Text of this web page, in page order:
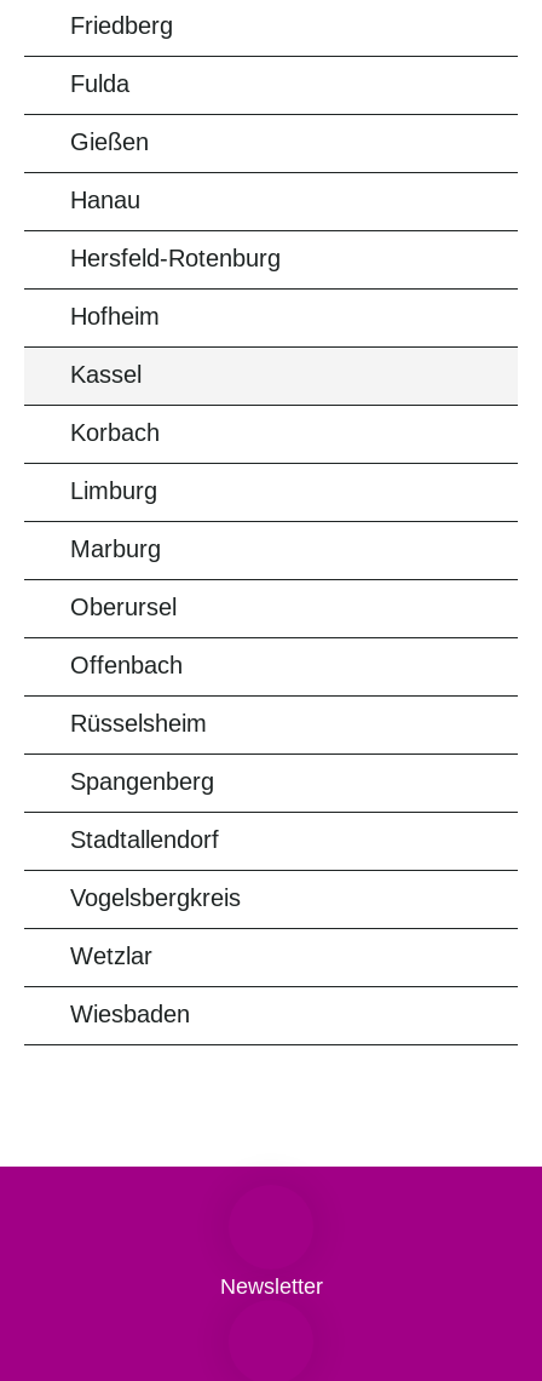
Friedberg
Fulda
Gießen
Hanau
Hersfeld-Rotenburg
Hofheim
Kassel
Korbach
Limburg
Marburg
Oberursel
Offenbach
Rüsselsheim
Spangenberg
Stadtallendorf
Vogelsbergkreis
Wetzlar
Wiesbaden
Newsletter